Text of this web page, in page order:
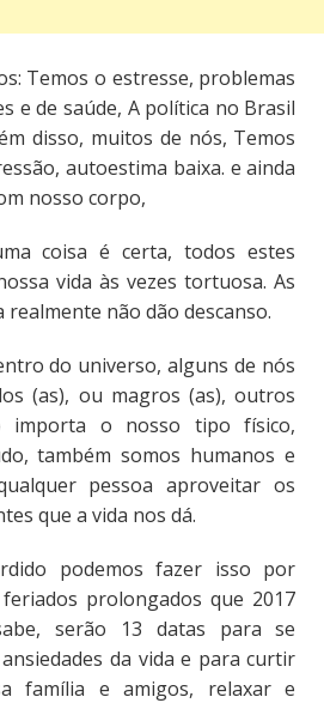
Temos o estresse, problemas
e de saúde, A política no Brasil
disso, muitos de nós, Temos
autoestima baixa. e ainda
nosso corpo,
coisa é certa, todos estes
vida às vezes tortuosa. As
realmente não dão descanso.
do universo, alguns de nós
(as), ou magros (as), outros
importa o nosso tipo físico,
também somos humanos e
pessoa aproveitar os
que a vida nos dá.
podemos fazer isso por
prolongados que 2017
serão 13 datas para se
da vida e para curtir
família e amigos, relaxar e